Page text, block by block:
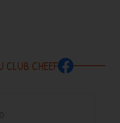
CLUB CHEEF